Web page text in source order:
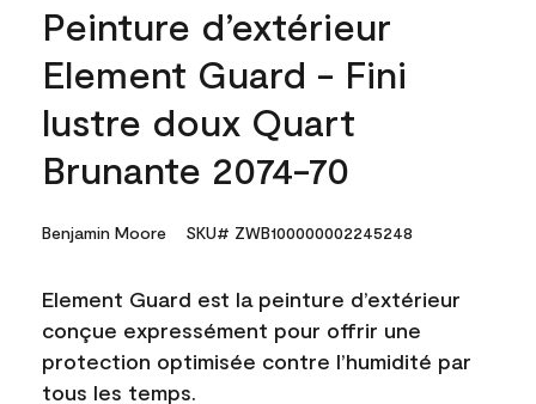
Peinture d’extérieur
Element Guard - Fini
lustre doux Quart
Brunante 2074-70
Benjamin Moore SKU# ZWB100000002245248
Element Guard est la peinture d’extérieur
conçue expressément pour offrir une
protection optimisée contre l’humidité par
tous les temps.